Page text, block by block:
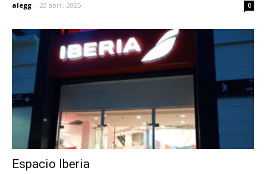
alegg - 23 abril, 2025 0
Espacio Iberia